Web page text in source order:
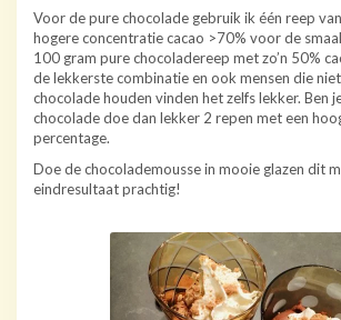
Voor de pure chocolade gebruik ik één reep
hogere concentratie cacao >70% voor de
100 gram pure chocoladereep met zo’n 50%
de lekkerste combinatie en ook mensen die
chocolade houden vinden het zelfs lekker. Ben
chocolade doe dan lekker 2 repen met een
percentage.
Doe de chocolademousse in mooie glazen dit
eindresultaat prachtig!